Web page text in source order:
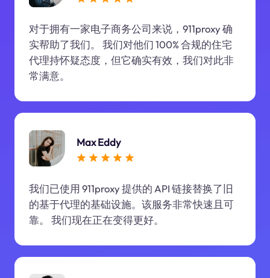
对于拥有一家电子商务公司来说，911proxy 确
实帮助了我们。 我们对他们 100% 合规的住宅
代理持怀疑态度，但它确实有效，我们对此非
常满意。
Max Eddy
我们已使用 911proxy 提供的 API 链接替换了旧
的基于代理的基础设施。该服务非常快速且可
靠。 我们现在正在变得更好。